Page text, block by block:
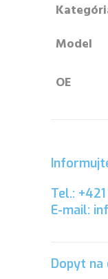
Model
OE
Tel.:
E-mail:
Dopyt na